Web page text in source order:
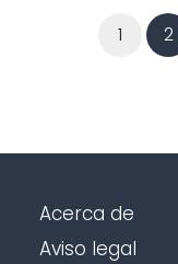
1 2
Acerca de
Aviso legal